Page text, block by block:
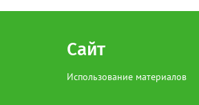
Сайт
Использование материалов